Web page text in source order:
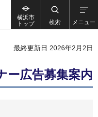
横浜市
トップ
検索 メニュー
最終更新日 2026年2月2日
ー広告募集案内